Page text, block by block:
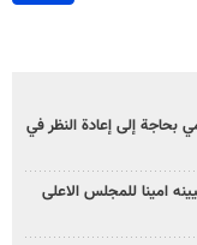
بحاجة إلى إعادة النظر في
امينا للمجلس الاعلى